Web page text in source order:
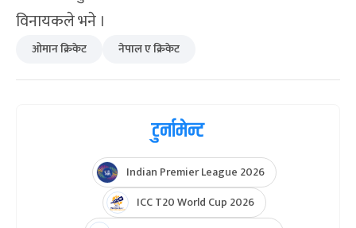
विनायकले भने ।
ओमान क्रिकेट नेपाल ए क्रिकेट
टुर्नामेन्ट
Indian Premier League 2026
ICC T20 World Cup 2026